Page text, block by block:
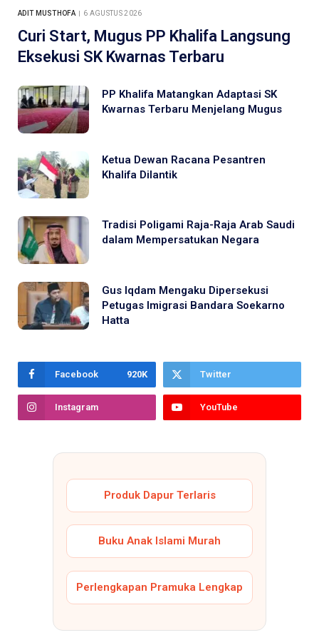
ADIT MUSTHOFA 6 AGUSTUS 2026
Curi Start, Mugus PP Khalifa Langsung
Eksekusi SK Kwarnas Terbaru
PP Khalifa Matangkan Adaptasi SK
Kwarnas Terbaru Menjelang Mugus
Ketua Dewan Racana Pesantren
Khalifa Dilantik
Tradisi Poligami Raja-Raja Arab Saudi
dalam Mempersatukan Negara
Gus Iqdam Mengaku Dipersekusi
Petugas Imigrasi Bandara Soekarno
Hatta
Facebook 920K Twitter
Instagram YouTube
Produk Dapur Terlaris
Buku Anak Islami Murah
Perlengkapan Pramuka Lengkap